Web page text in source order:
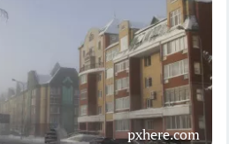
pxhere.com